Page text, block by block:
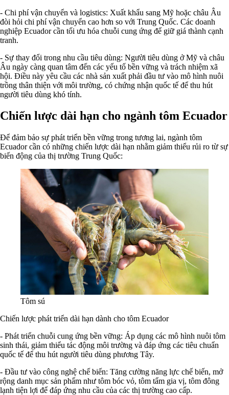
- Chi phí vận chuyển và logistics: Xuất khẩu sang Mỹ hoặc châu Âu
đòi hỏi chi phí vận chuyển cao hơn so với Trung Quốc. Các doanh
nghiệp Ecuador cần tối ưu hóa chuỗi cung ứng để giữ giá thành cạnh
tranh.
- Sự thay đổi trong nhu cầu tiêu dùng: Người tiêu dùng ở Mỹ và châu
Âu ngày càng quan tâm đến các yếu tố bền vững và trách nhiệm xã
hội. Điều này yêu cầu các nhà sản xuất phải đầu tư vào mô hình nuôi
trồng thân thiện với môi trường, có chứng nhận quốc tế để thu hút
người tiêu dùng khó tính.
Chiến lược dài hạn cho ngành tôm Ecuador
Để đảm bảo sự phát triển bền vững trong tương lai, ngành tôm
Ecuador cần có những chiến lược dài hạn nhằm giảm thiểu rủi ro từ sự
biến động của thị trường Trung Quốc:
Tôm sú
Chiến lược phát triển dài hạn dành cho tôm Ecuador
- Phát triển chuỗi cung ứng bền vững: Áp dụng các mô hình nuôi tôm
sinh thái, giảm thiểu tác động môi trường và đáp ứng các tiêu chuẩn
quốc tế để thu hút người tiêu dùng phương Tây.
- Đầu tư vào công nghệ chế biến: Tăng cường năng lực chế biến, mở
rộng danh mục sản phẩm như tôm bóc vỏ, tôm tẩm gia vị, tôm đông
lạnh tiện lợi để đáp ứng nhu cầu của các thị trường cao cấp.